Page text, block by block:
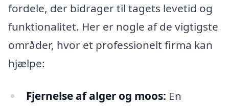
fordele, der bidrager til tagets levetid og
funktionalitet. Her er nogle af de vigtigste
områder, hvor et professionelt firma kan
hjælpe:
Fjernelse af alger og moos: En